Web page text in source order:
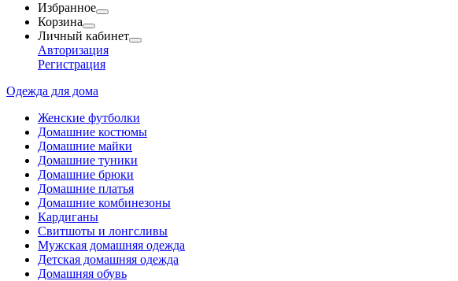
Избранное
Корзина
Личный кабинет
Авторизация
Регистрация
Одежда для дома
Женские футболки
Домашние костюмы
Домашние майки
Домашние туники
Домашние брюки
Домашние платья
Домашние комбинезоны
Кардиганы
Свитшоты и лонгсливы
Мужская домашняя одежда
Детская домашняя одежда
Домашняя обувь